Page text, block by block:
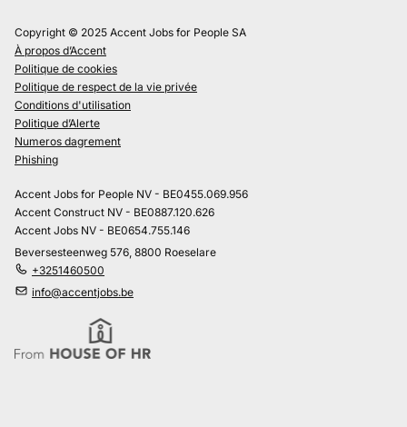
Copyright © 2025 Accent Jobs for People SA
À propos d’Accent
Politique de cookies
Politique de respect de la vie privée
Conditions d'utilisation
Politique d’Alerte
Numeros dagrement
Phishing
Accent Jobs for People NV - BE0455.069.956
Accent Construct NV - BE0887.120.626
Accent Jobs NV - BE0654.755.146
Beversesteenweg 576, 8800 Roeselare
+3251460500
info@accentjobs.be